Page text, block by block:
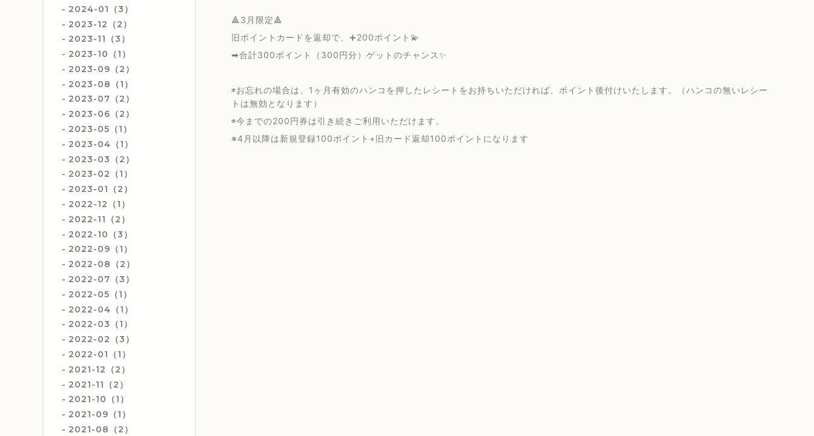
2024-01（3）
2023-12（2）
2023-11（3）
2023-10（1）
2023-09（2）
2023-08（1）
2023-07（2）
2023-06（2）
2023-05（1）
2023-04（1）
2023-03（2）
2023-02（1）
2023-01（2）
2022-12（1）
2022-11（2）
2022-10（3）
2022-09（1）
2022-08（2）
2022-07（3）
2022-05（1）
2022-04（1）
2022-03（1）
2022-02（3）
2022-01（1）
2021-12（2）
2021-11（2）
2021-10（1）
2021-09（1）
2021-08（2）
🔺3月限定🔺
旧ポイントカードを返却で、➕200ポイント💫
➡︎合計300ポイント（300円分）ゲットのチャンス✨
◉お忘れの場合は、1ヶ月有効のハンコを押したレシートをお持ちいただければ、ポイント後付けいたします。（ハンコの無いレシー
トは無効となります）
◉今までの200円券は引き続きご利用いただけます。
※4月以降は新規登録100ポイント+旧カード返却100ポイントになります